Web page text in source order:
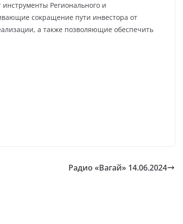
Регионального и
сокращение пути инвестора от
а также позволяющие обеспечить
Радио «Вагай» 14.06.2024